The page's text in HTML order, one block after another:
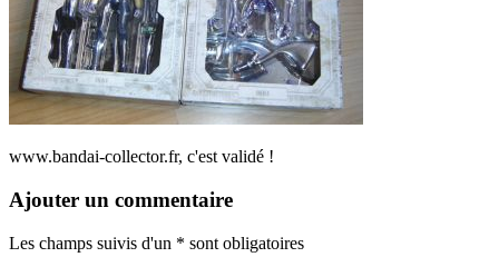
www.bandai-collector.fr, c'est validé !
Ajouter un commentaire
Les champs suivis d'un * sont obligatoires